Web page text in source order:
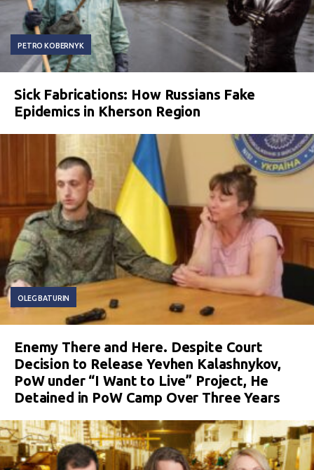
PETRO KOBERNYK
Sick Fabrications: How Russians Fake
Epidemics in Kherson Region
OLEG BATURIN
Enemy There and Here. Despite Court
Decision to Release Yevhen Kalashnykov,
PoW under “I Want to Live” Project, He
Detained in PoW Camp Over Three Years